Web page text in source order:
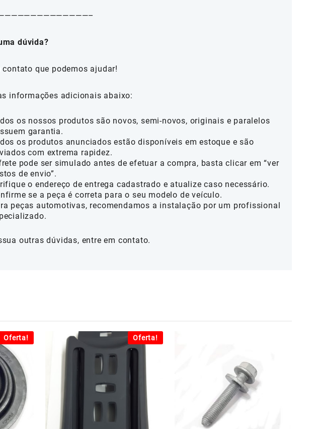
dúvida?
contato que podemos ajudar!
informações adicionais abaixo:
os nossos produtos são novos, semi-novos, originais e paralelos
garantia.
os produtos anunciados estão disponíveis em estoque e são
com extrema rapidez.
pode ser simulado antes de efetuar a compra, basta clicar em “ver
de envio”.
o endereço de entrega cadastrado e atualize caso necessário.
se a peça é correta para o seu modelo de veículo.
peças automotivas, recomendamos a instalação por um profissional
outras dúvidas, entre em contato.
Oferta! Oferta!